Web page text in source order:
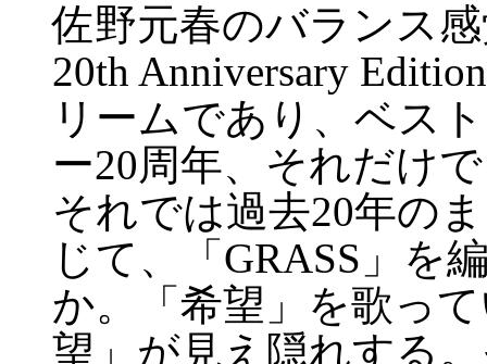
佐野元春のバランス
20th Anniversary
リームであり、ベス
ー20周年、それだけ
それでは過去20年の
じて、「GRASS」を
か。「希望」を歌っ
望」が見え隠れする